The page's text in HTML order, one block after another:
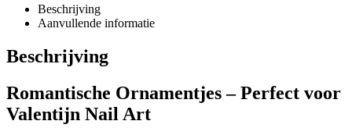
Beschrijving
Aanvullende informatie
Beschrijving
Romantische Ornamentjes – Perfect voor
Valentijn Nail Art